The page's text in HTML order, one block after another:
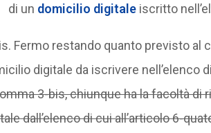
di un domicilio digitaleiscritto
Fermo restando quanto previsto al
digitale da iscrivere nell’elenco
3-bis, chiunque ha la facoltà di
dall’elenco di cui all’articolo 6-